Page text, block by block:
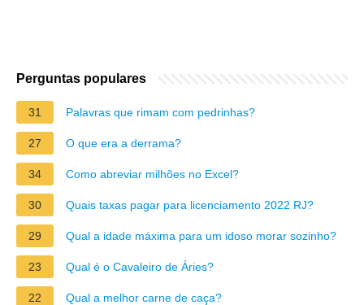
Perguntas populares
31 Palavras que rimam com pedrinhas?
27 O que era a derrama?
34 Como abreviar milhões no Excel?
30 Quais taxas pagar para licenciamento 2022 RJ?
29 Qual a idade máxima para um idoso morar sozinho?
23 Qual é o Cavaleiro de Áries?
22 Qual a melhor carne de caça?